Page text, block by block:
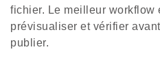
fichier. Le meilleur workflow
prévisualiser et vérifier
publier.